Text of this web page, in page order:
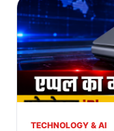
TECHNOLOGY & AI